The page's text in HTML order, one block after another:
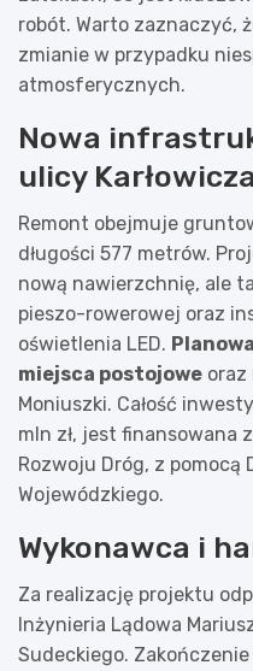
robót. Warto zaznaczyć,
zmianie w przypadku
atmosferycznych.
Nowa
ulicy Karłowicza
Remont obejmuje
długości 577 metrów.
nową nawierzchnię, ale
pieszo-rowerowej oraz
oświetlenia LED.
miejsca postojowe oraz
Moniuszki. Całość
mln zł, jest finansowana
Rozwoju Dróg, z pomocą
Wojewódzkiego.
Wykonawca i
Za realizację projektu
Inżynieria Lądowa
Sudeckiego.